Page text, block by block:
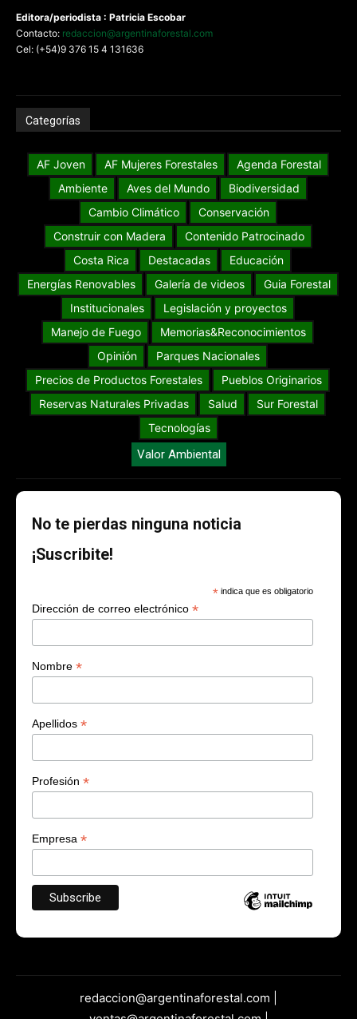
Editora/periodista : Patricia Escobar
Contacto: redaccion@argentinaforestal.com
Cel: (+54)9 376 15 4 131636
Categorías
AF Joven AF Mujeres Forestales
Agenda Forestal
Ambiente
Aves del Mundo
Biodiversidad
Cambio Climático
Conservación
Construir con Madera
Contenido Patrocinado
Costa Rica
Destacadas
Educación
Energías Renovables
Galería de videos
Guia Forestal
Institucionales
Legislación y proyectos
Manejo de Fuego
Memorias&Reconocimientos
Opinión
Parques Nacionales
Precios de Productos Forestales
Pueblos Originarios
Reservas Naturales Privadas
Salud
Sur Forestal
Tecnologías
Valor Ambiental
No te pierdas ninguna noticia
¡Suscribite!
* indica que es obligatorio
Dirección de correo electrónico *
Nombre *
Apellidos *
Profesión *
Empresa *
redaccion@argentinaforestal.com |